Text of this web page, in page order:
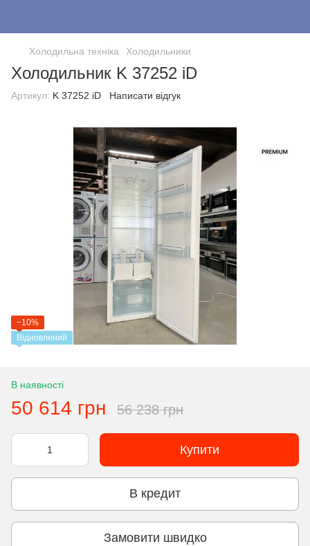
Холодильна техніка Холодильники
Холодильник K 37252 iD
Артикул: K 37252 iD Написати відгук
−10%
Відновлений
В наявності
50 614 грн 56 238 грн
Купити
В кредит
Замовити швидко